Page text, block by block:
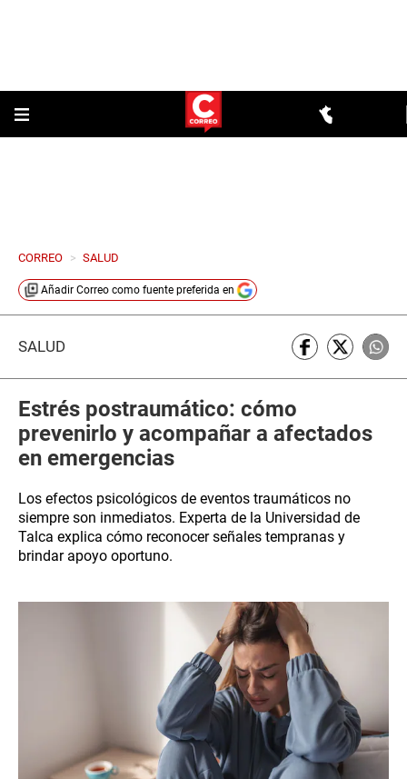
CORREO > SALUD
Añadir Correo como fuente preferida en
SALUD
Estrés postraumático: cómo
prevenirlo y acompañar a afectados
en emergencias
Los efectos psicológicos de eventos traumáticos no
siempre son inmediatos. Experta de la Universidad de
Talca explica cómo reconocer señales tempranas y
brindar apoyo oportuno.